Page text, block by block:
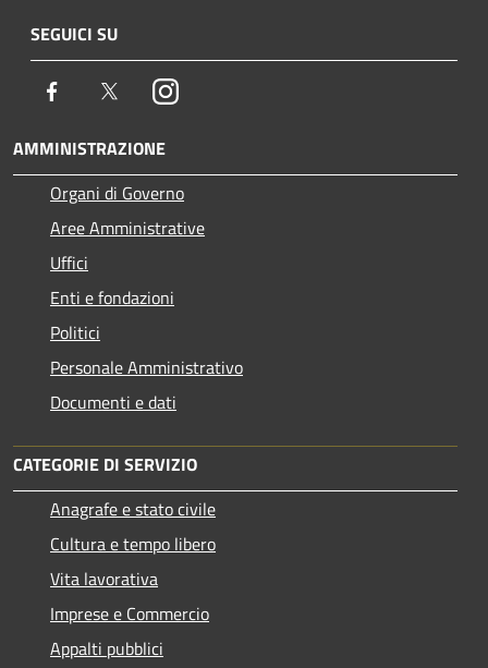
SEGUICI SU
Facebook TwitterInstagram
AMMINISTRAZIONE
Organi di Governo
Aree Amministrative
Uffici
Enti e fondazioni
Politici
Personale Amministrativo
Documenti e dati
CATEGORIE DI SERVIZIO
Anagrafe e stato civile
Cultura e tempo libero
Vita lavorativa
Imprese e Commercio
Appalti pubblici